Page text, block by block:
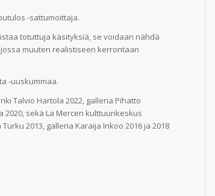
-sattumoittaja.
totuttuja käsityksiä, se voidaan nähdä
muuten realistiseen kerrontaan
-uuskummaa.
Talvio Hartola 2022, galleria Pihatto
2020, sekä La Mercen kulttuurikeskus
2013, galleria Karaija Inkoo 2016 ja 2018